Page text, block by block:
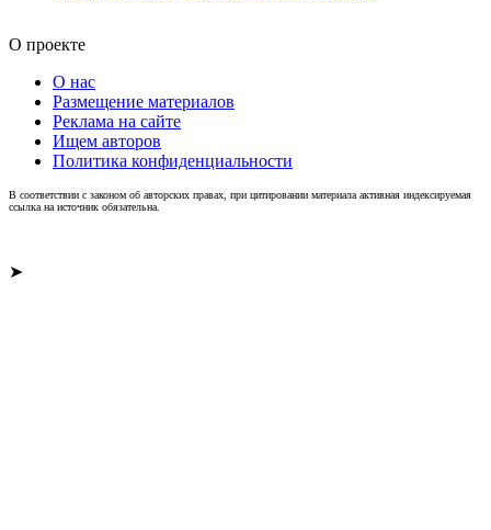
О проекте
О нас
Размещение материалов
Реклама на сайте
Ищем авторов
Политика конфиденциальности
В соответствии с законом об авторских правах, при цитировании материала активная индексируемая
ссылка на источник обязательна.
➤